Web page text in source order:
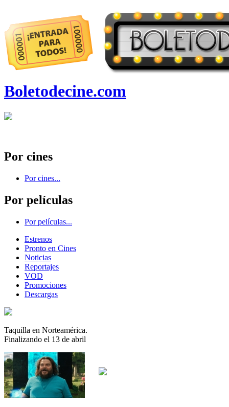
Boletodecine.com
Por cines
Por cines...
Por películas
Por películas...
Estrenos
Pronto en Cines
Noticias
Reportajes
VOD
Promociones
Descargas
Taquilla en Norteamérica.
Finalizando el 13 de abril